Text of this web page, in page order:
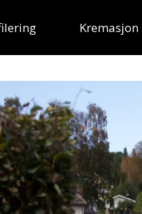
Kremasjon